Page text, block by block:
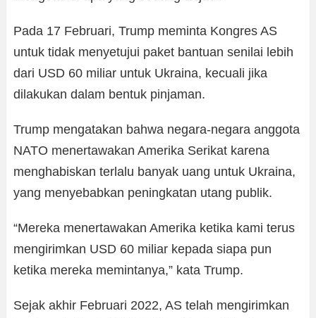
Pada 17 Februari, Trump meminta Kongres AS
untuk tidak menyetujui paket bantuan senilai lebih
dari USD 60 miliar untuk Ukraina, kecuali jika
dilakukan dalam bentuk pinjaman.
Trump mengatakan bahwa negara-negara anggota
NATO menertawakan Amerika Serikat karena
menghabiskan terlalu banyak uang untuk Ukraina,
yang menyebabkan peningkatan utang publik.
“Mereka menertawakan Amerika ketika kami terus
mengirimkan USD 60 miliar kepada siapa pun
ketika mereka memintanya,” kata Trump.
Sejak akhir Februari 2022, AS telah mengirimkan